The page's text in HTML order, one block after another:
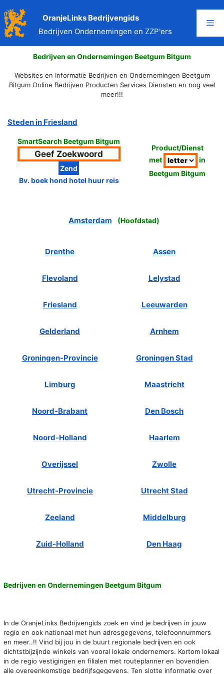
naar
de
inhoud
OranjeLinks Bedrijvengids
Bedrijven Ondernemingen en ZZP'ers
Bedrijven en Ondernemingen Beetgum Bitgum
Websites en Informatie Bedrijven en Ondernemingen Beetgum
Bitgum Online Bedrijven Producten Services Diensten en nog veel
meer!!!
Steden in Friesland
SmartSearch Beetgum Bitgum
Bv. boek hond hotel huur reis
Product/Dienst
met
in
Beetgum Bitgum
Amsterdam (Hoofdstad)
Drenthe Assen
Flevoland Lelystad
Friesland Leeuwarden
Gelderland Arnhem
Groningen-Provincie Groningen Stad
Limburg Maastricht
Noord-Brabant Den Bosch
Noord-Holland Haarlem
Overijssel Zwolle
Utrecht-Provincie Utrecht Stad
Zeeland Middelburg
Zuid-Holland Den Haag
Bedrijven en Ondernemingen Beetgum Bitgum
In de OranjeLinks Bedrijvengids zoek en vind je bedrijven in jouw
regio en ook nationaal met hun adresgegevens, telefoonnummers
en meer..!! Vind bij jou in de buurt regionale bedrijven en ook
dichtstbijzijnde winkels van vooral lokale ondernemers. Kortom lokaal
in de regio vestigingen en filialen met routeplanner en bovendien
alle overeenkomstige bedrijfsgegevens. Ten slotte informatie over